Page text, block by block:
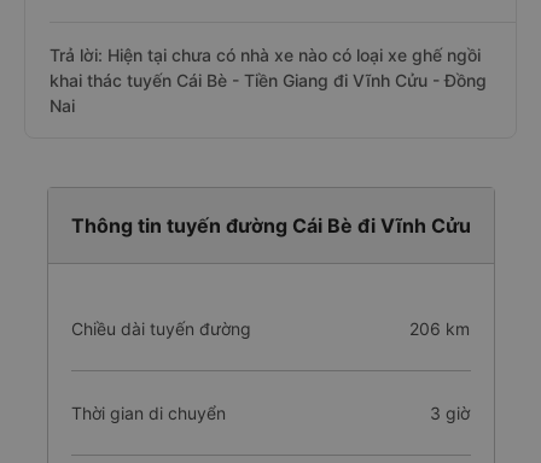
Trả lời: Hiện tại chưa có nhà xe nào có loại xe ghế ngồi
khai thác tuyến Cái Bè - Tiền Giang đi Vĩnh Cửu - Đồng
Nai
Thông tin tuyến đường Cái Bè đi Vĩnh Cửu
Chiều dài tuyến đường 206 km
Thời gian di chuyển 3 giờ